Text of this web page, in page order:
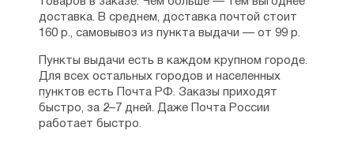
доставка. В среднем, доставка почтой стоит
160 р., самовывоз из пункта выдачи — от 99 р.
Пункты выдачи есть в каждом крупном городе.
Для всех остальных городов и населенных
пунктов есть Почта РФ. Заказы приходят
быстро, за 2–7 дней. Даже Почта России
работает быстро.